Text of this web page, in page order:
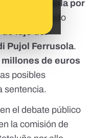
Pujol Ferrusola por
ha ordenado
de lujo del
Pujol Ferrusola.
de euros
posibles
sentencia.
el debate público
la comisión de